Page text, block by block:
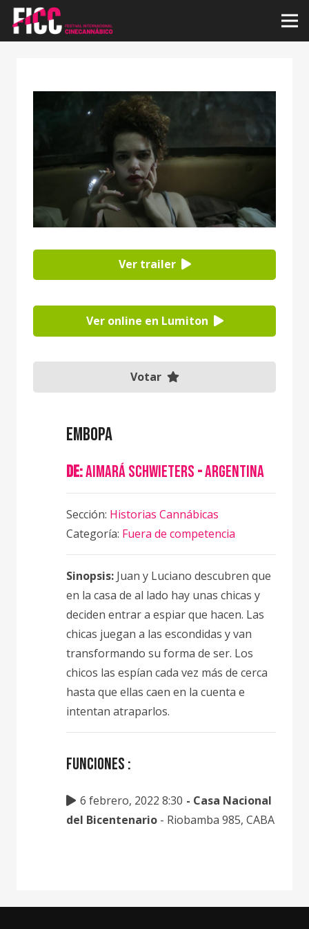
Ver trailer
Ver online en Lumiton
Votar
Embopa
de:Aimará Schwieters -Argentina
Sección: Historias Cannábicas
Categoría: Fuera de competencia
Sinopsis: Juan y Luciano descubren que
en la casa de al lado hay unas chicas y
deciden entrar a espiar que hacen. Las
chicas juegan a las escondidas y van
transformando su forma de ser. Los
chicos las espían cada vez más de cerca
hasta que ellas caen en la cuenta e
intentan atraparlos.
Funciones :
6 febrero, 2022 8:30 - Casa Nacional
del Bicentenario - Riobamba 985, CABA